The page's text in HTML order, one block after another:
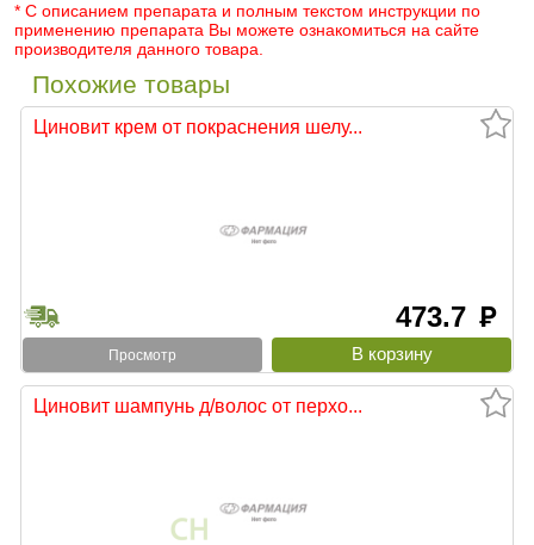
* С описанием препарата и полным текстом инструкции по
применению препарата Вы можете ознакомиться на сайте
производителя данного товара.
Похожие товары
Циновит крем от покраснения шелу...
473.7 руб
Просмотр
Циновит шампунь д/волос от перхо...